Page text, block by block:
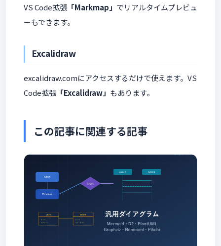
VS Code拡張「Markmap」 でリアルタイムプレビュ
ーもできます。
Excalidraw
excalidraw.comにアクセスするだけで使えます。VS
Code拡張「Excalidraw」 もあります。
この記事に関連する記事